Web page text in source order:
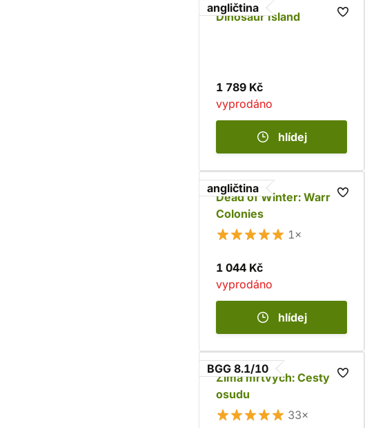
angličtina
Dinosaur Island
1 789 Kč
vyprodáno
hlídej
angličtina
Dead of Winter: Warring
Colonies
1×
1 044 Kč
vyprodáno
hlídej
BGG 8.1/10
Zima mrtvých: Cesty
osudu
33×